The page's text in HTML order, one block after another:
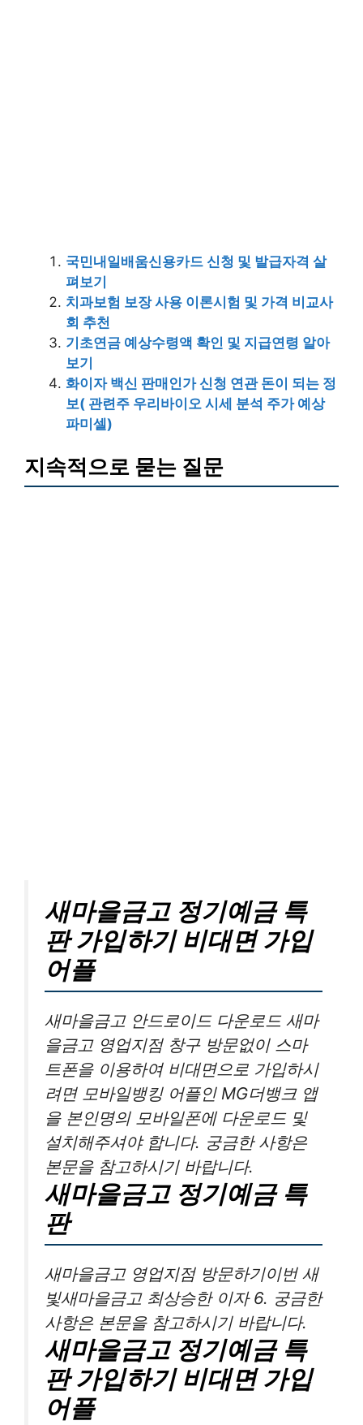
국민내일배움신용카드 신청 및 발급자격 살
펴보기
치과보험 보장 사용 이론시험 및 가격 비교사
회 추천
기초연금 예상수령액 확인 및 지급연령 알아
보기
화이자 백신 판매인가 신청 연관 돈이 되는 정
보( 관련주 우리바이오 시세 분석 주가 예상
파미셀)
지속적으로 묻는 질문
새마을금고 정기예금 특
판 가입하기 비대면 가입
어플
새마을금고 안드로이드 다운로드 새마
을금고 영업지점 창구 방문없이 스마
트폰을 이용하여 비대면으로 가입하시
려면 모바일뱅킹 어플인 MG더뱅크 앱
을 본인명의 모바일폰에 다운로드 및
설치해주셔야 합니다. 궁금한 사항은
본문을 참고하시기 바랍니다.
새마을금고 정기예금 특
판
새마을금고 영업지점 방문하기이번 새
빛새마을금고 최상승한 이자 6. 궁금한
사항은 본문을 참고하시기 바랍니다.
새마을금고 정기예금 특
판 가입하기 비대면 가입
어플